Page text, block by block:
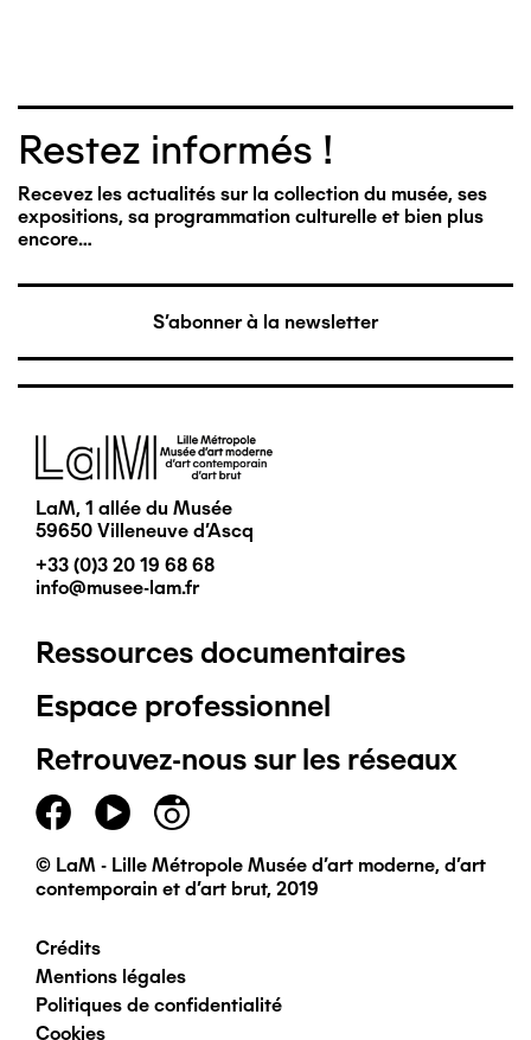
Restez informés !
Recevez les actualités sur la collection du musée, ses
expositions, sa programmation culturelle et bien plus
encore…
S'abonner à la newsletter
Image
LaM, 1 allée du Musée
59650 Villeneuve d'Ascq
+33 (0)3 20 19 68 68
info@musee-lam.fr
Pied
de
page
principal
Ressources documentaires
Espace professionnel
Retrouvez-nous sur les réseaux
© LaM - Lille Métropole Musée d'art moderne, d'art
contemporain et d'art brut, 2019
Pied
de
Crédits
Mentions légales
Politiques de confidentialité
Cookies